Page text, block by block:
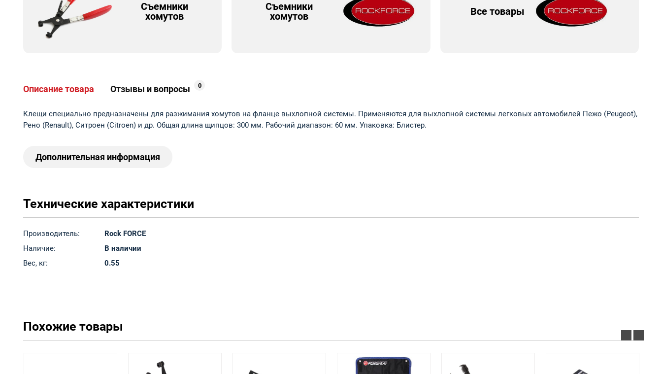
Съемники
хомутов
Съемники
хомутов
Все товары
Описание товара Отзывы и вопросы 0
Клещи специально предназначены для разжимания хомутов на фланце выхлопной системы. Применяются для выхлопной системы легковых автомобилей Пежо (Peugeot),
Рено (Renault), Ситроен (Citroen) и др. Общая длина щипцов: 300 мм. Рабочий диапазон: 60 мм. Упаковка: Блистер.
Дополнительная информация
Технические характеристики
Производитель:
Rock FORCE
Наличие:
В наличии
Вес, кг:
0.55
Похожие товары